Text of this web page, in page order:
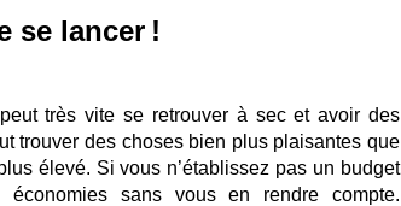
se lancer !
très vite se retrouver à sec et avoir des
trouver des choses bien plus plaisantes que
élevé. Si vous n’établissez pas un budget
sans vous en rendre compte.